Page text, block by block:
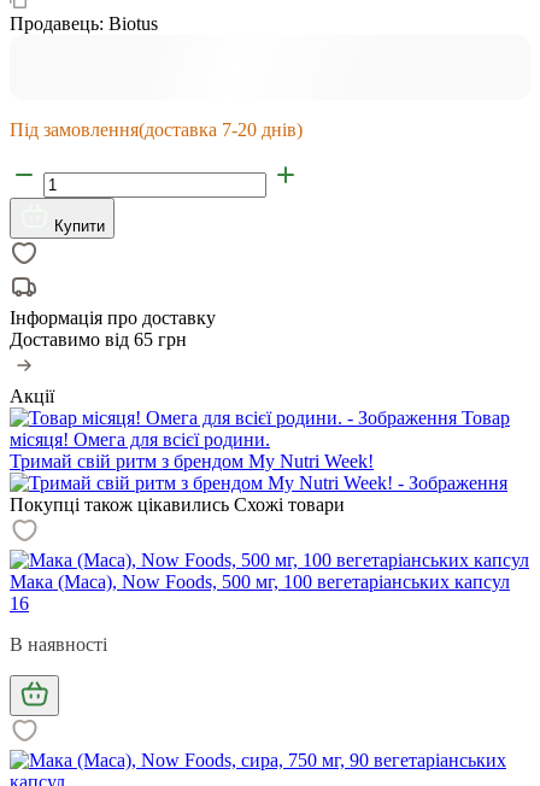
Продавець: Biotus
Під замовлення(доставка 7-20 днів)
Купити
Інформація про доставку
Доставимо від 65 грн
Акції
Товар
місяця! Омега для всієї родини.
Тримай свій ритм з брендом My Nutri Week!
Покупці також цікавились Схожі товари
Мака (Maca), Now Foods, 500 мг, 100 вегетаріанських капсул
16
В наявності